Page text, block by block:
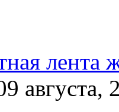
лента
августа,